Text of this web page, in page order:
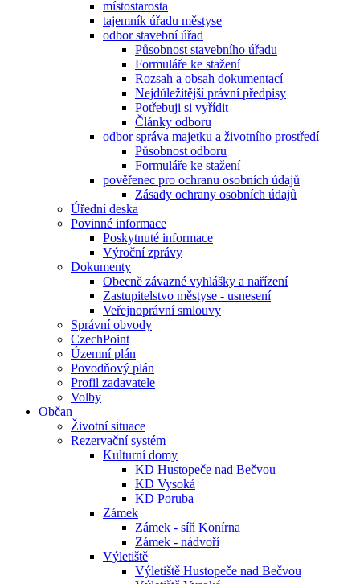
místostarosta
tajemník úřadu městyse
odbor stavební úřad
Působnost stavebního úřadu
Formuláře ke stažení
Rozsah a obsah dokumentací
Nejdůležitější právní předpisy
Potřebuji si vyřídit
Články odboru
odbor správa majetku a životního prostředí
Působnost odboru
Formuláře ke stažení
pověřenec pro ochranu osobních údajů
Zásady ochrany osobních údajů
Úřední deska
Povinné informace
Poskytnuté informace
Výroční zprávy
Dokumenty
Obecně závazné vyhlášky a nařízení
Zastupitelstvo městyse - usnesení
Veřejnoprávní smlouvy
Správní obvody
CzechPoint
Územní plán
Povodňový plán
Profil zadavatele
Volby
Občan
Životní situace
Rezervační systém
Kulturní domy
KD Hustopeče nad Bečvou
KD Vysoká
KD Poruba
Zámek
Zámek - síň Konírna
Zámek - nádvoří
Výletiště
Výletiště Hustopeče nad Bečvou